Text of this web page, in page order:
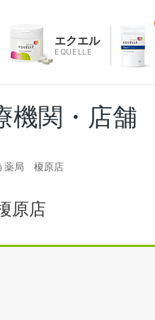
エクエル
EQUELLE
機関・店舗
薬局 榎原店
原店